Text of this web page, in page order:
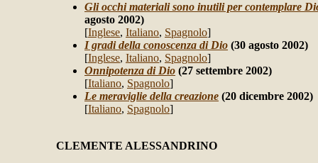
Gli occhi materiali sono inutili per contemplare
agosto 2002)
[Inglese, Italiano, Spagnolo]
I gradi della conoscenza di Dio (30 agosto 2002)
[Inglese, Italiano, Spagnolo]
Onnipotenza di Dio (27 settembre 2002)
[Italiano, Spagnolo]
Le meraviglie della creazione (20 dicembre 2002)
[Italiano, Spagnolo]
CLEMENTE ALESSANDRINO